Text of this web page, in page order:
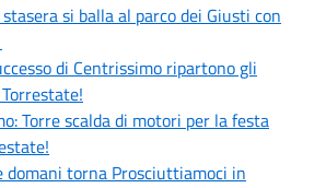
si balla al parco dei Giusti con
di Centrissimo ripartono gli
Torre scalda di motori per la festa
domani torna Prosciuttiamoci in